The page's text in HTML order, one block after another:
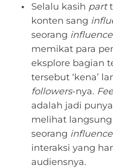
Selalu kasih part
konten sang
seorang
memikat para
eksplore bagian
tersebut ‘kena’
followers-nya.
adalah jadi
melihat
seorang
interaksi yang
audiensnya.